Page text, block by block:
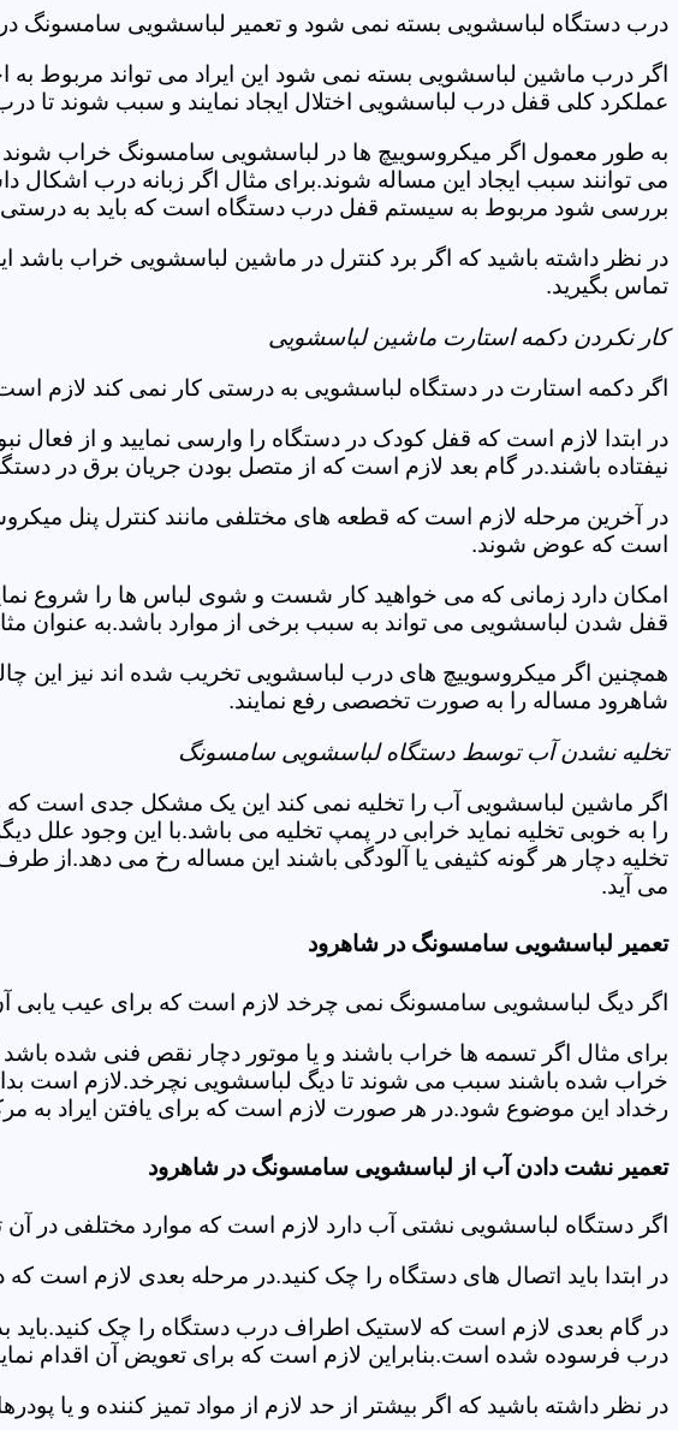
درب دستگاه لباسشویی بسته نمی شود و تعمیر لباسشویی سامسونگ
اگر درب ماشین لباسشویی بسته نمی شود این ایراد می تواند مربوط به
عملکرد کلی قفل درب لباسشویی اختلال ایجاد نمایند و سبب شوند تا
به طور معمول اگر میکروسوییچ ها در لباسشویی سامسونگ خراب شوند
می توانند سبب ایجاد این مساله شوند.برای مثال اگر زبانه درب اشکال
بررسی شود مربوط به سیستم قفل درب دستگاه است که باید به
در نظر داشته باشید که اگر برد کنترل در ماشین لباسشویی خراب
تماس بگیرید.
کار نکردن دکمه استارت ماشین لباسشویی
اگر دکمه استارت در دستگاه لباسشویی به درستی کار نمی کند لازم
در ابتدا لازم است که قفل کودک در دستگاه را وارسی نمایید و از
نیفتاده باشند.در گام بعد لازم است که از متصل بودن جریان برق در
در آخرین مرحله لازم است که قطعه های مختلفی مانند کنترل پنل
است که عوض شوند.
امکان دارد زمانی که می خواهید کار شست و شوی لباس ها را شروع
قفل شدن لباسشویی می تواند به سبب برخی از موارد باشد.به عنوان
همچنین اگر میکروسوییچ های درب لباسشویی تخریب شده اند نیز این
شاهرود مساله را به صورت تخصصی رفع نمایند.
تخلیه نشدن آب توسط دستگاه لباسشویی سامسونگ
اگر ماشین لباسشویی آب را تخلیه نمی کند این یک مشکل جدی است که
را به خوبی تخلیه نماید خرابی در پمپ تخلیه می باشد.با این وجود
تخلیه دچار هر گونه کثیفی یا آلودگی باشند این مساله رخ می دهد.از
می آید.
تعمیر لباسشویی سامسونگ در شاهرود
اگر دیگ لباسشویی سامسونگ نمی چرخد لازم است که برای عیب یابی آن
برای مثال اگر تسمه ها خراب باشند و یا موتور دچار نقص فنی شده
خراب شده باشند سبب می شوند تا دیگ لباسشویی نچرخد.لازم است
رخداد این موضوع شود.در هر صورت لازم است که برای یافتن ایراد به
تعمیر نشت دادن آب از لباسشویی سامسونگ در شاهرود
اگر دستگاه لباسشویی نشتی آب دارد لازم است که موارد مختلفی
در ابتدا باید اتصال های دستگاه را چک کنید.در مرحله بعدی لازم است
در گام بعدی لازم است که لاستیک اطراف درب دستگاه را چک کنید.باید
درب فرسوده شده است.بنابراین لازم است که برای تعویض آن اقدام
در نظر داشته باشید که اگر بیشتر از حد لازم از مواد تمیز کننده و